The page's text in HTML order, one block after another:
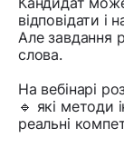
відповідати і
Але завдання
слова.
На вебінарі
🔹 які методи
реальні